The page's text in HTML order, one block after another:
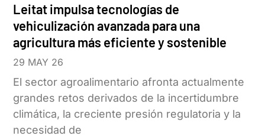
Leitat impulsa tecnologías de
vehiculización avanzada para una
agricultura más eficiente y sostenible
29 MAY 26
El sector agroalimentario afronta actualmente
grandes retos derivados de la incertidumbre
climática, la creciente presión regulatoria y la
necesidad de